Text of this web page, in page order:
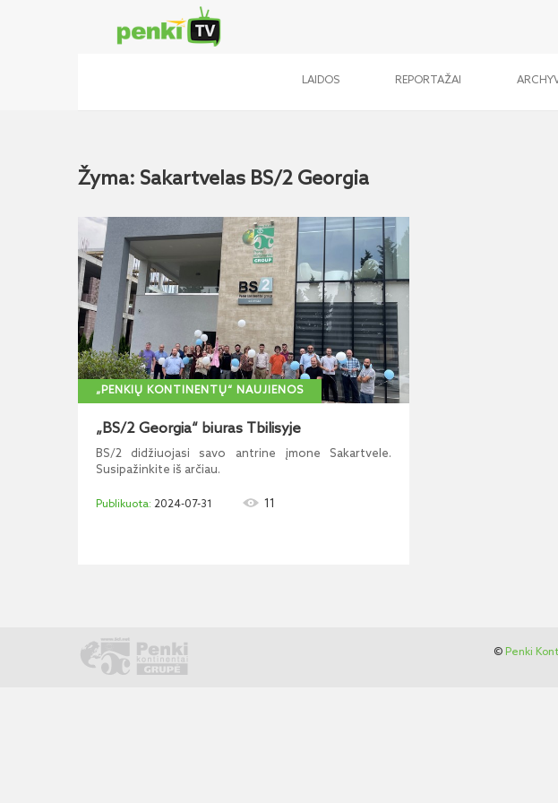
LAIDOS REPORTAŽAI
Žyma: Sakartvelas BS/2 Georgia
„PENKIŲ KONTINENTŲ“ NAUJIENOS
„BS/2 Georgia“ biuras Tbilisyje
BS/2 didžiuojasi savo antrine įmone Sakartvele.
Susipažinkite iš arčiau.
2024-07-31 11
© Penki